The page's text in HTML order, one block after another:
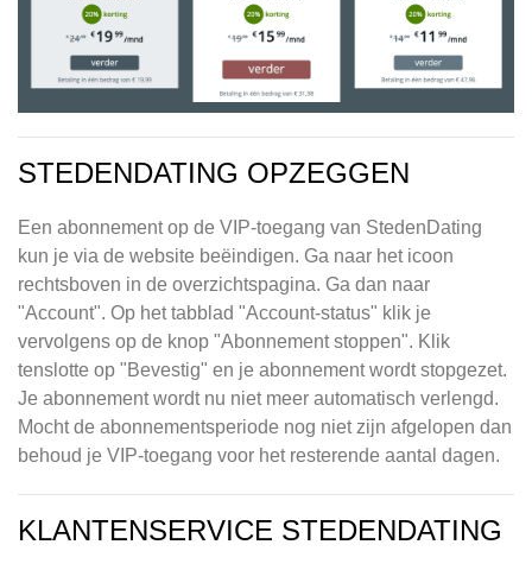
STEDENDATING OPZEGGEN
Een abonnement op de VIP-toegang van StedenDating
kun je via de website beëindigen. Ga naar het icoon
rechtsboven in de overzichtspagina. Ga dan naar
"Account". Op het tabblad "Account-status" klik je
vervolgens op de knop "Abonnement stoppen". Klik
tenslotte op "Bevestig" en je abonnement wordt stopgezet.
Je abonnement wordt nu niet meer automatisch verlengd.
Mocht de abonnementsperiode nog niet zijn afgelopen dan
behoud je VIP-toegang voor het resterende aantal dagen.
KLANTENSERVICE STEDENDATING